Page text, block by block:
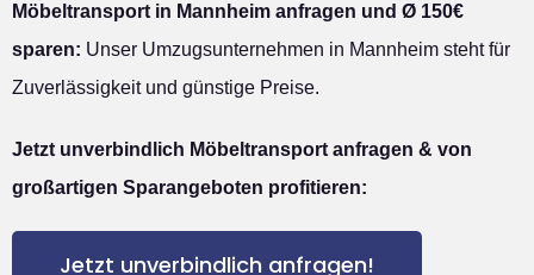
Möbeltransport in Mannheim anfragen und Ø 150€
sparen: Unser Umzugsunternehmen in Mannheim steht für
Zuverlässigkeit und günstige Preise.
Jetzt unverbindlich Möbeltransport anfragen & von
großartigen Sparangeboten profitieren:
Jetzt unverbindlich anfragen!